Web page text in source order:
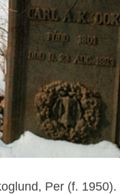
Per (f. 1950).